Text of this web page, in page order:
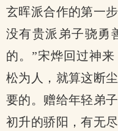
玄晖派合作的第一
没有贵派弟子骁勇
的。”宋烨回过神
松为人，就算这断
要的。赠给年轻弟
初升的骄阳，有无